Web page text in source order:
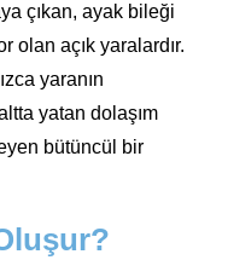
çıkan, ayak bileği
olan açık yaralardır.
yaranın
yatan dolaşım
bütüncül bir